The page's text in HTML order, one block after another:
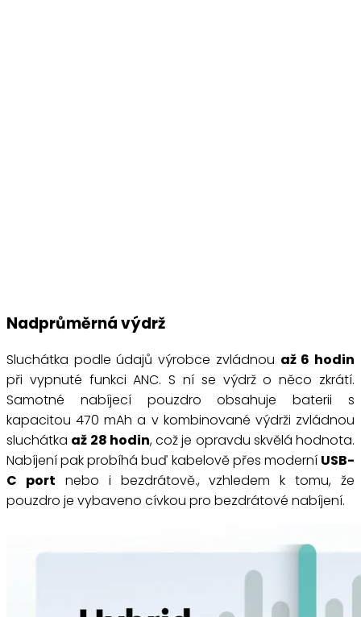
Nadprůměrná výdrž
Sluchátka podle údajů výrobce zvládnou až 6 hodin
při vypnuté funkci ANC. S ní se výdrž o něco zkrátí.
Samotné nabíjecí pouzdro obsahuje baterii s
kapacitou 470 mAh a v kombinované výdrži zvládnou
sluchátka až 28 hodin, což je opravdu skvělá hodnota.
Nabíjení pak probíhá buď kabelově přes moderní USB-
C port nebo i bezdrátově., vzhledem k tomu, že
pouzdro je vybaveno cívkou pro bezdrátové nabíjení.